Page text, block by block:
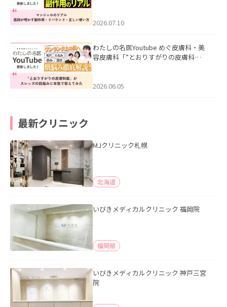
た。
2026.07.10
わたしの名医Youtube めぐ皮膚科・美
容皮膚科「”とおりすがりの皮膚科
2026.06.05
最新クリニック
MJクリニック札幌
北海道
いびきメディカルクリニック 福岡院
福岡県
いびきメディカルクリニック 神戸三宮
院